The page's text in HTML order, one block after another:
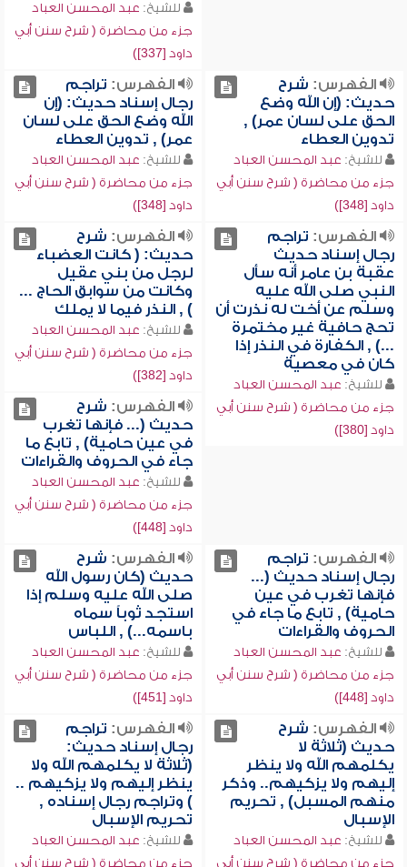
للشيخ: عبد المحسن العباد
جزء من محاضرة ( شرح سنن أبي
داود [337])
الفهرس: شرح
حديث: (إن الله وضع
الحق على لسان عمر) ,
تدوين العطاء
للشيخ: عبد المحسن العباد
جزء من محاضرة ( شرح سنن أبي
داود [348])
الفهرس: تراجم
رجال إسناد حديث: (إن
الله وضع الحق على لسان
عمر) , تدوين العطاء
للشيخ: عبد المحسن العباد
جزء من محاضرة ( شرح سنن أبي
داود [348])
الفهرس: تراجم
رجال إسناد حديث
عقبة بن عامر أنه سأل
النبي صلى الله عليه
وسلم عن أخت له نذرت أن
تحج حافية غير مختمرة
...) , الكفارة في النذر إذا
كان في معصية
للشيخ: عبد المحسن العباد
جزء من محاضرة ( شرح سنن أبي
داود [380])
الفهرس: شرح
حديث: ( كانت العضباء
لرجل من بني عقيل
وكانت من سوابق الحاج ...
) , النذر فيما لا يملك
للشيخ: عبد المحسن العباد
جزء من محاضرة ( شرح سنن أبي
داود [382])
الفهرس: شرح
حديث (... فإنها تغرب
في عين حامية) , تابع ما
جاء في الحروف والقراءات
للشيخ: عبد المحسن العباد
جزء من محاضرة ( شرح سنن أبي
داود [448])
الفهرس: تراجم
رجال إسناد حديث (...
فإنها تغرب في عين
حامية) , تابع ما جاء في
الحروف والقراءات
للشيخ: عبد المحسن العباد
جزء من محاضرة ( شرح سنن أبي
داود [448])
الفهرس: شرح
حديث (كان رسول الله
صلى الله عليه وسلم إذا
استجد ثوباً سماه
باسمه...) , اللباس
للشيخ: عبد المحسن العباد
جزء من محاضرة ( شرح سنن أبي
داود [451])
الفهرس: شرح
حديث (ثلاثة لا
يكلمهم الله ولا ينظر
إليهم ولا يزكيهم.. وذكر
منهم المسبل) , تحريم
الإسبال
للشيخ: عبد المحسن العباد
جزء من محاضرة ( شرح سنن أبي
الفهرس: تراجم
رجال إسناد حديث:
(ثلاثة لا يكلمهم الله ولا
ينظر إليهم ولا يزكيهم ..
) وتراجم رجال إسناده ,
تحريم الإسبال
للشيخ: عبد المحسن العباد
جزء من محاضرة ( شرح سنن أبي